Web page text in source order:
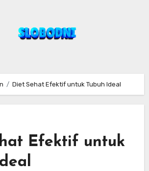
Diet Sehat Efektif untuk Tubuh Ideal
Efektif untuk